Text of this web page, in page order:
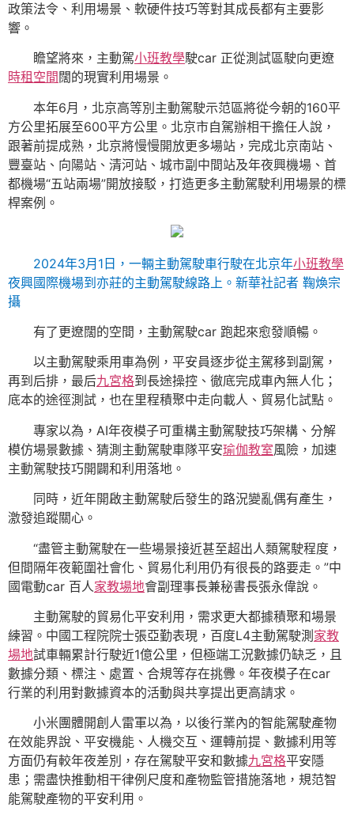
政策法令、利用場景、軟硬件技巧等對其成長都有主要影
響。
瞻望將來，主動駕小班教學駛car 正從測試區駛向更遼
時租空間 闊的現實利用場景。
本年6月，北京高等別主動駕駛示范區將從今朝的160平
方公里拓展至600平方公里。北京市自駕辦相干擔任人說，
跟著前提成熟，北京將慢慢開放更多場站，完成北京南站、
豐臺站、向陽站、清河站、城市副中間站及年夜興機場、首
都機場“五站兩場”開放接駁，打造更多主動駕駛利用場景的標
桿案例。
2024年3月1日，一輛主動駕駛車行駛在北京年小班教學
夜興國際機場到亦莊的主動駕駛線路上。 新華社記者 鞠煥宗
攝
有了更遼闊的空間，主動駕駛car 跑起來愈發順暢。
以主動駕駛乘用車為例，平安員逐步從主駕移到副駕，
再到后排，最后九宮格到長途操控、徹底完成車內無人化；
底本的途徑測試，也在里程積聚中走向載人、貿易化試點。
專家以為，AI年夜模子可重構主動駕駛技巧架構、分解
模仿場景數據、猜測主動駕駛車隊平安瑜伽教室風險，加速
主動駕駛技巧開闢和利用落地。
同時，近年開啟主動駕駛后發生的路況變亂偶有產生，
激發追蹤關心。
“盡管主動駕駛在一些場景接近甚至超出人類駕駛程度，
但間隔年夜範圍社會化、貿易化利用仍有很長的路要走。”中
國電動car 百人家教場地會副理事長兼秘書長張永偉說。
主動駕駛的貿易化平安利用，需求更大都據積聚和場景
練習。中國工程院院士張亞勤表現，百度L4主動駕駛測家教
場地試車輛累計行駛近1億公里，但極端工況數據仍缺乏，且
數據分類、標注、處置、合規等存在挑釁。年夜模子在car
行業的利用對數據資本的活動與共享提出更高請求。
小米團體開創人雷軍以為，以後行業內的智能駕駛產物
在效能界說、平安機能、人機交互、運轉前提、數據利用等
方面仍有較年夜差別，存在駕駛平安和數據九宮格平安隱
患；需盡快推動相干律例尺度和產物監管措施落地，規范智
能駕駛產物的平安利用。